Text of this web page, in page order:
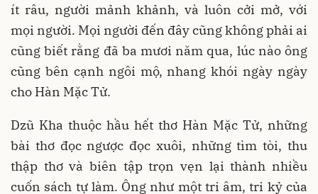
ít râu, người mảnh khảnh, và luôn cởi mở, với
mọi người. Mọi người đến đây cũng không phải ai
cũng biết rằng đã ba mươi năm qua, lúc nào ông
cũng bên cạnh ngôi mộ, nhang khói ngày ngày
cho Hàn Mặc Tử.
Dzũ Kha thuộc hầu hết thơ Hàn Mặc Tử, những
bài thơ đọc ngược đọc xuôi, những tìm tòi, thu
thập thơ và biên tập trọn vẹn lại thành nhiều
cuốn sách tự làm. Ông như một tri âm, tri kỷ của